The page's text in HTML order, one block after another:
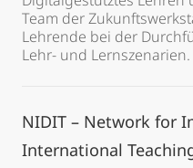
Team der
Lehrende bei der
Lehr- und Lernszenarien.
NIDIT – Network for
International